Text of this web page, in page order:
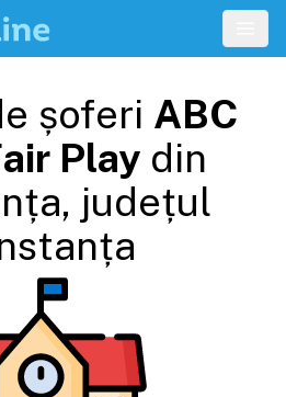
șoferi ABC
Play din
, județul